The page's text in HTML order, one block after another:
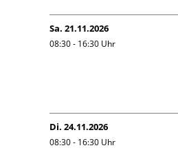
Sa. 21.11.2026
08:30 - 16:30 Uhr
Di. 24.11.2026
08:30 - 16:30 Uhr